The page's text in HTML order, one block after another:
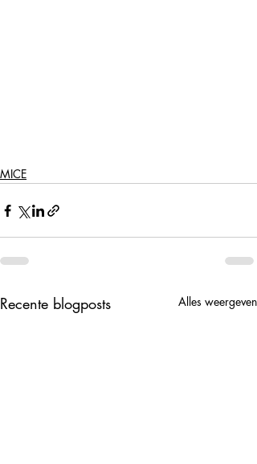
MICE
Recente blogposts Alles weergeven